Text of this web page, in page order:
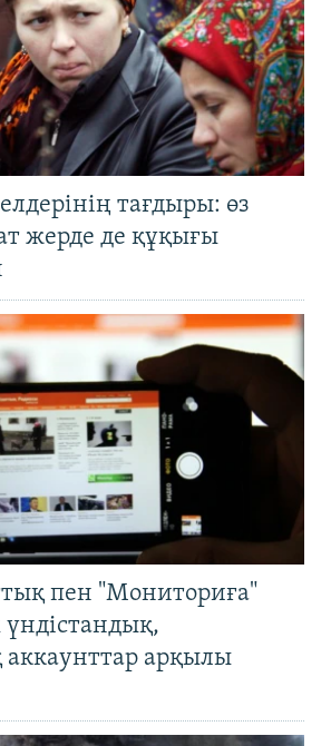
тағдыры: өз
жерде де құқығы
пен "Мониториға"
аккаунттар арқылы